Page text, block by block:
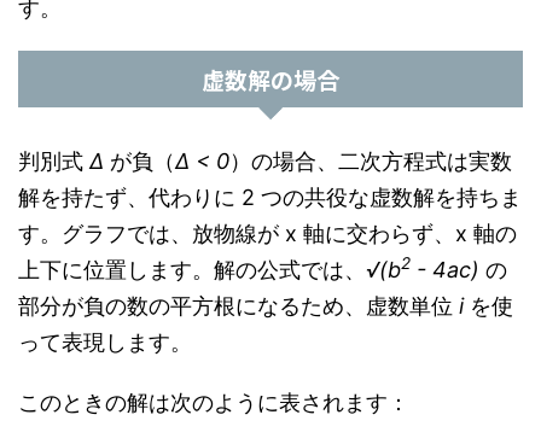
す。
虚数解の場合
判別式 Δ が負（Δ < 0）の場合、二次方程式は実数
解を持たず、代わりに 2 つの共役な虚数解を持ちま
す。グラフでは、放物線が x 軸に交わらず、x 軸の
上下に位置します。解の公式では、 √(b2 - 4ac) の
部分が負の数の平方根になるため、虚数単位 iを使
って表現します。
このときの解は次のように表されます：